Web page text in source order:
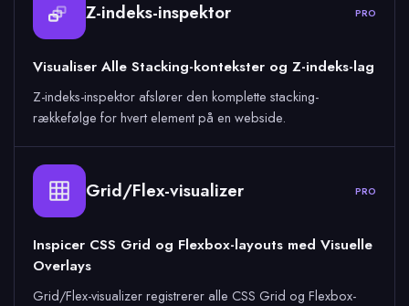
Z-indeks-inspektor PRO
Visualiser Alle Stacking-kontekster og Z-indeks-lag
Z-indeks-inspektor afslører den komplette stacking-
rækkefølge for hvert element på en webside.
Grid/Flex-visualizer PRO
Inspicer CSS Grid og Flexbox-layouts med Visuelle
Overlays
Grid/Flex-visualizer registrerer alle CSS Grid og Flexbox-